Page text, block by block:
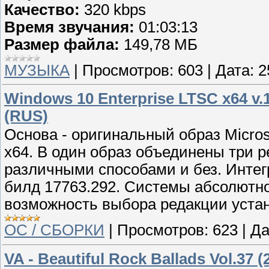
Качество: 320 kbps
Время звучания: 01:03:13
Размер файла: 149,78 МБ
МУЗЫКА | Просмотров: 603 | Дата:
Windows 10 Enterprise LTSC x64
(RUS)
Основа - оригинальный образ
x64. В один образ объединены три
различными способами и без.
билд 17763.292. Системы
возможность выбора редакции
ОС / СБОРКИ
Просмотров: 623
VA - Beautiful Rock Ballads Vol.37